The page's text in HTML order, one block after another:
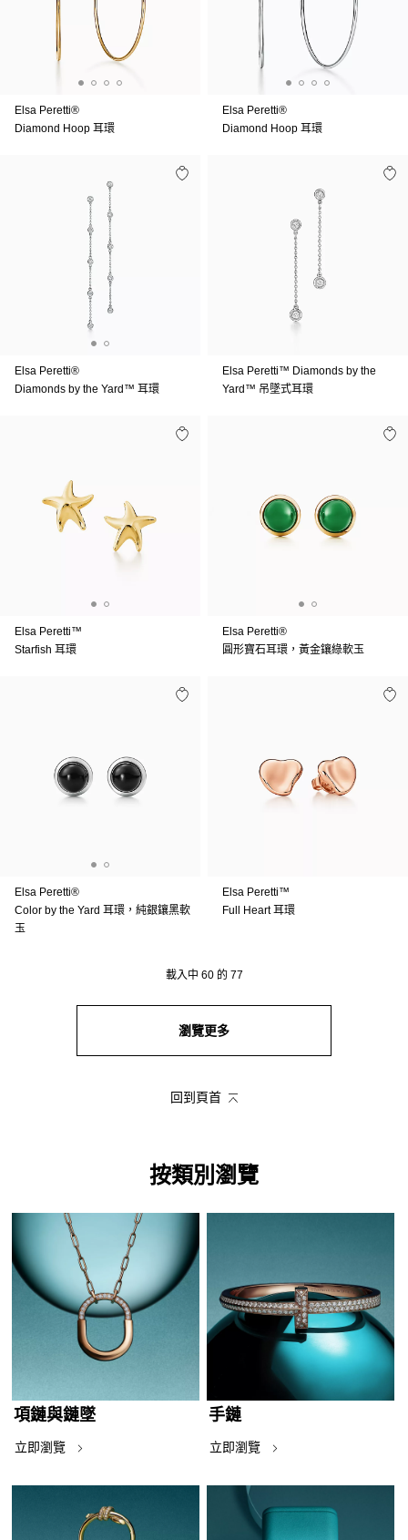
Elsa Peretti®
Diamond Hoop 耳環
Elsa Peretti®
Diamond Hoop 耳環
Elsa Peretti®
Diamonds by the Yard™ 耳環
Elsa Peretti™ Diamonds by the
Yard™ 吊墜式耳環
Elsa Peretti™
Starfish 耳環
Elsa Peretti®
圓形寶石耳環，黃金鑲綠軟玉
Elsa Peretti®
Color by the Yard 耳環，純銀鑲黑軟
玉
Elsa Peretti™
Full Heart 耳環
載入中 60 的 77
瀏覽更多
回到頁首
按類別瀏覽
項鏈與鏈墜
立即瀏覽
手鏈
立即瀏覽